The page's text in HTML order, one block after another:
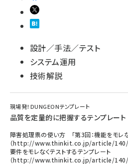
設計／手法／テスト
システム運用
技術解説
現場発！DUNGEONテンプレート
品質を定量的に把握するテンプレート
障害処理票の使い方 「第3回：機能をモレ
（http://www.thinkit.co.jp/article/140/3/）
要件をモレなくテストするテンプレート
（http://www.thinkit.co.jp/article/140/